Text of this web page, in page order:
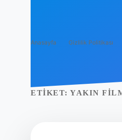
Anasayfa Gizlilik Politikası
ETIKET: YAKIN